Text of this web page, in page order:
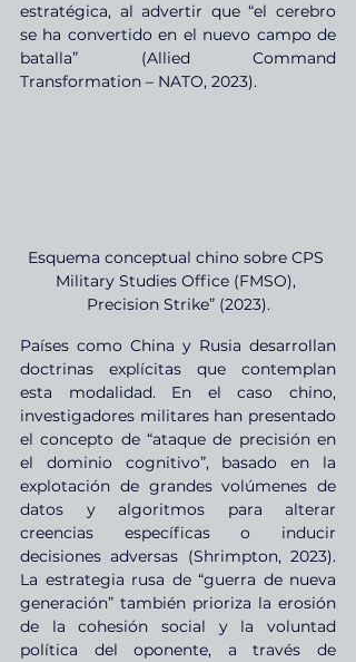
estratégica, al advertir que “el cerebro
se ha convertido en el nuevo campo de
batalla” (Allied Command
Transformation – NATO, 2023).
Esquema conceptual chino sobre CPS
Military Studies Office (FMSO),
Precision Strike” (2023).
Países como China y Rusia desarrollan
doctrinas explícitas que contemplan
esta modalidad. En el caso chino,
investigadores militares han presentado
el concepto de “ataque de precisión en
el dominio cognitivo”, basado en la
explotación de grandes volúmenes de
datos y algoritmos para alterar
creencias específicas o inducir
decisiones adversas (Shrimpton, 2023).
La estrategia rusa de “guerra de nueva
generación” también prioriza la erosión
de la cohesión social y la voluntad
política del oponente, a través de